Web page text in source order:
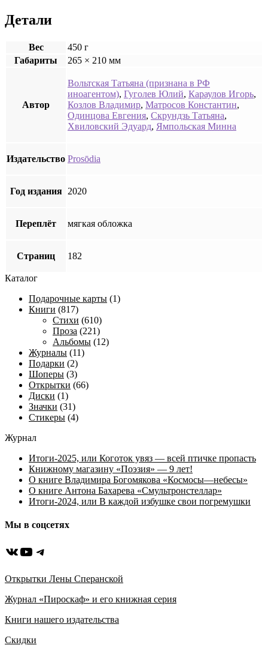
Детали
Вес
450 г
Габариты
265 × 210 мм
Автор
Вольтская Татьяна (признана в РФ
иноагентом), Гуголев Юлий, Караулов Игорь,
Козлов Владимир, Матросов Константин,
Одинцова Евгения, Скрундзь Татьяна,
Хвиловский Эдуард, Ямпольская Минна
Издательство Prosōdia
Год издания 2020
Переплёт мягкая обложка
Страниц 182
Каталог
Подарочные карты (1)
Книги (817)
Стихи (610)
Проза (221)
Альбомы (12)
Журналы (11)
Подарки (2)
Шоперы (3)
Открытки (66)
Диски (1)
Значки (31)
Стикеры (4)
Журнал
Итоги-2025, или Коготок увяз — всей птичке пропасть
Книжному магазину «Поэзия» — 9 лет!
О книге Владимира Богомякова «Космосы—небесы»
О книге Антона Бахарева «Смультронстеллар»
Итоги-2024, или В каждой избушке свои погремушки
Мы в соцсетях
ВКонтакте
YouTube
Telegram
Открытки Лены Сперанской
Журнал «Пироскаф» и его книжная серия
Книги нашего издательства
Скидки